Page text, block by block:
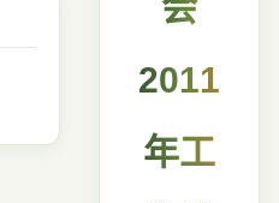
2011
年工